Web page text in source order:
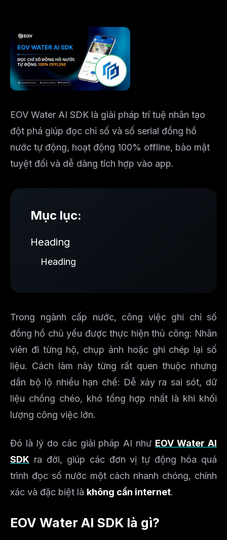
EOV Water AI SDK là giải pháp trí tuệ nhân tạo
đột phá giúp đọc chỉ số và số serial đồng hồ
nước tự động, hoạt động 100% offline, bảo mật
tuyệt đối và dễ dàng tích hợp vào app.
Mục lục:
Heading
Heading
Trong ngành cấp nước, công việc ghi chỉ số
đồng hồ chủ yếu được thực hiện thủ công: Nhân
viên đi từng hộ, chụp ảnh hoặc ghi chép lại số
liệu. Cách làm này từng rất quen thuộc nhưng
dần bộ lộ nhiều hạn chế: Dễ xảy ra sai sót, dữ
liệu chồng chéo, khó tổng hợp nhất là khi khối
lượng công việc lớn.
Đó là lý do các giải pháp AI như EOV Water AI
SDK ra đời, giúp các đơn vị tự động hóa quá
trình đọc số nước một cách nhanh chóng, chính
xác và đặc biệt là không cần internet.
EOV Water AI SDK là gì?